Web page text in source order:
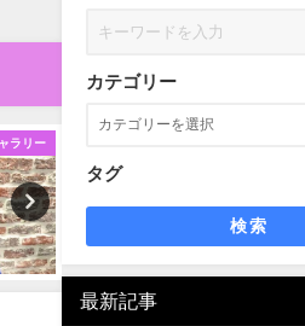
ラリー
カテゴリー
タグ
検索
最新記事